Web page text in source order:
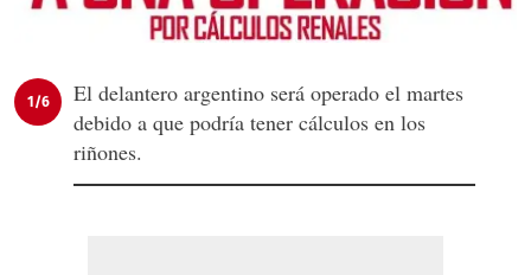
1/6
El delantero argentino será operado el martes
debido a que podría tener cálculos en los
riñones.